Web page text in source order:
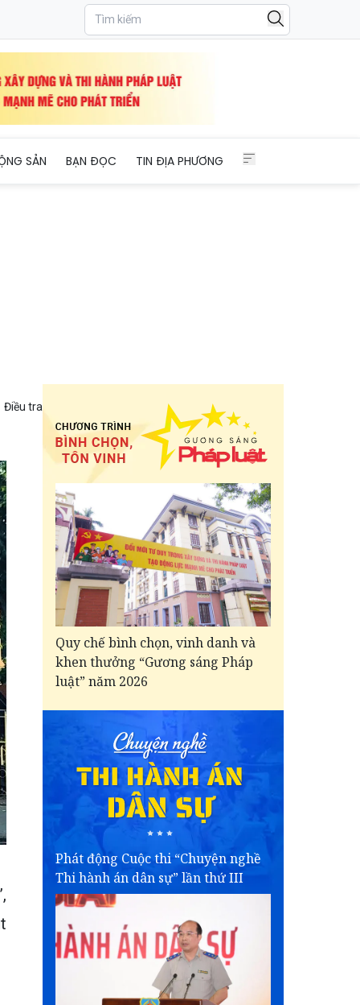
SẢN BẠN ĐỌC TIN ĐỊA PHƯƠNG
Điều tra
Quy chế bình chọn, vinh danh và
khen thưởng “Gương sáng Pháp
luật” năm 2026
Phát động Cuộc thi “Chuyện nghề
Thi hành án dân sự” lần thứ III